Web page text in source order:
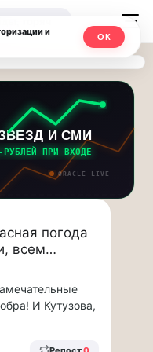
И СМИ
ПРИ ВХОДЕ
ORACLE LIVE
погода
всем…
И Кутузова,
и
ОК